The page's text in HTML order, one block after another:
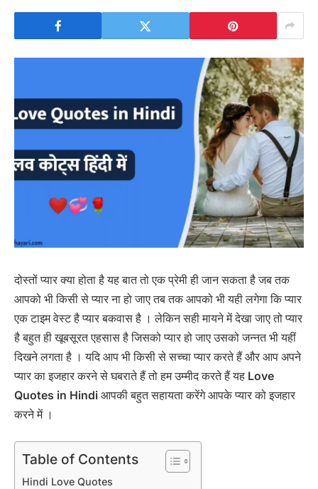
दोस्तों प्यार क्या होता है यह बात तो एक प्रेमी ही जान सकता है जब तक
आपको भी किसी से प्यार ना हो जाए तब तक आपको भी यही लगेगा कि प्यार
एक टाइम वेस्ट है प्यार बकवास है । लेकिन सही मायने में देखा जाए तो प्यार
है बहुत ही खूबसूरत एहसास है जिसको प्यार हो जाए उसको जन्नत भी यहीं
दिखने लगता है । यदि आप भी किसी से सच्चा प्यार करते हैं और आप अपने
प्यार का इजहार करने से घबराते हैं तो हम उम्मीद करते हैं यह Love
Quotes in Hindi आपकी बहुत सहायता करेंगे आपके प्यार को इजहार
करने में ।
Table of Contents
Hindi Love Quotes